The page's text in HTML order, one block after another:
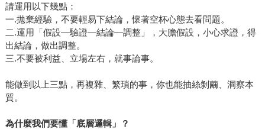
請運用以下幾點：
一.拋棄經驗，不要輕易下結論，懷著空杯心態去看問題。
二.運用「假設—驗證—結論—調整」，大膽假設，小心求證，得
出結論，做出調整。
三.不要被利益、立場左右，就事論事。
能做到以上三點，再複雜、繁瑣的事，你也能抽絲剝繭、洞察本
質。
為什麼我們要懂「底層邏輯」？